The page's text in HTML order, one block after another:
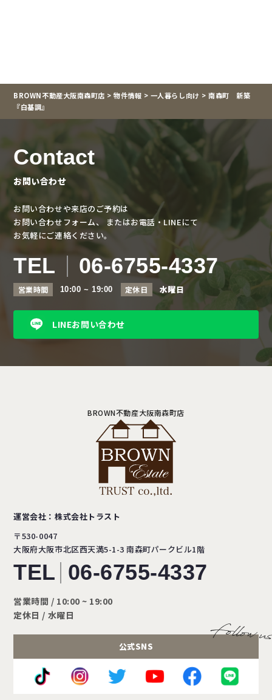
BROWN不動産大阪南森町店 >物件情報 > 一人暮らし向け >南森町 新築
『白基調』
Contact
お問い合わせ
お問い合わせや来店のご予約は
お問い合わせフォーム、
またはお電話・LINEにて
お気軽にご連絡ください。
TEL 06-6755-4337
営業時間 10:00 ~ 19:00 定休日 水曜日
LINEお問い合わせ
BROWN不動産大阪南森町店
運営会社：株式会社トラスト
〒530-0047
大阪府大阪市北区西天満5-1-3南森町パークビル1階
TEL 06-6755-4337
営業時間 / 10:00 ~ 19:00
定休日 / 水曜日
公式SNS